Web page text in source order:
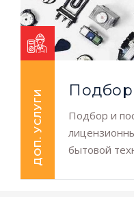
ДОП. УСЛУГИ Подбор
Подбор и
бытовой